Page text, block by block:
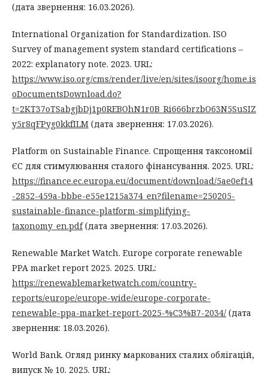
(дата звернення: 16.03.2026).
International Organization for Standardization. ISO
Survey of management system standard certifications –
2022: explanatory note. 2023. URL:
https://www.iso.org/cms/render/live/en/sites/isoorg/home.is
oDocumentsDownload.do?
t=2KT37oTSabgjbDj1p0REBOhN1r0B_Ri666brzbO63N5SuSIZ
y5r8qFPyg0kkfILM (дата звернення: 17.03.2026).
Platform on Sustainable Finance. Спрощення таксономії
ЄС для стимулювання сталого фінансування. 2025. URL:
https://finance.ec.europa.eu/document/download/5ae0ef14
-2852-459a-bbbe-e55e1215a374_en?filename=250205-
sustainable-finance-platform-simplifying-
taxonomy_en.pdf(дата звернення: 17.03.2026).
Renewable Market Watch. Europe corporate renewable
PPA market report 2025. 2025. URL:
https://renewablemarketwatch.com/country-
reports/europe/europe-wide/europe-corporate-
renewable-ppa-market-report-2025-%C3%B7-2034/ (дата
звернення: 18.03.2026).
World Bank. Огляд ринку маркованих сталих облігацій,
випуск № 10. 2025. URL: